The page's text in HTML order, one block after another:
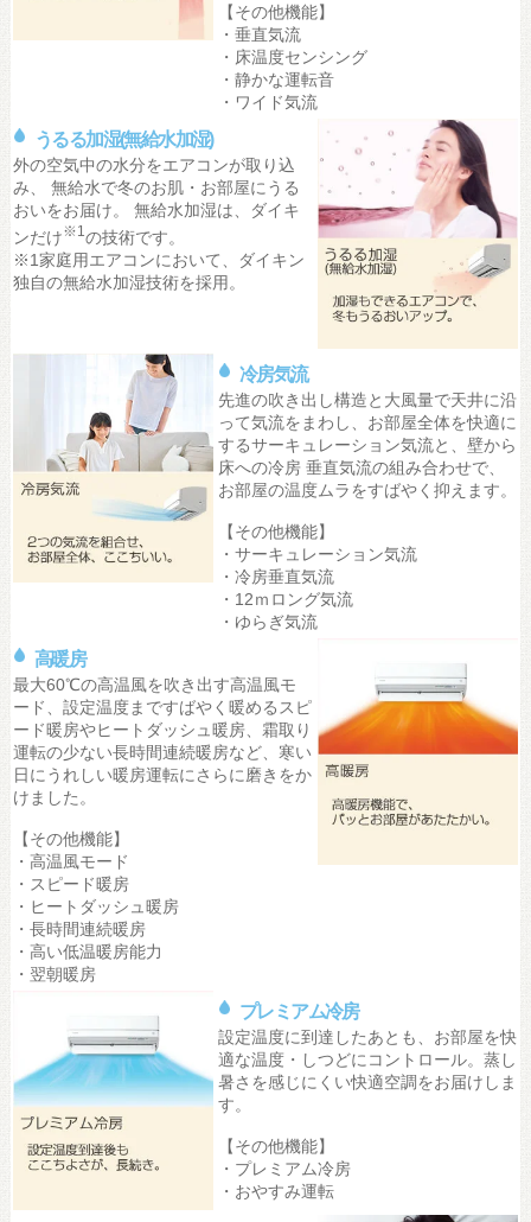
【その他機能】
・垂直気流
・床温度センシング
・静かな運転音
・ワイド気流
うるる加湿(無給水加湿)
外の空気中の水分をエアコンが取り込
み、 無給水で冬のお肌・お部屋にうる
おいをお届け。 無給水加湿は、ダイキ
ンだけ※1の技術です。
※1家庭用エアコンにおいて、ダイキン
独自の無給水加湿技術を採用。
冷房気流
先進の吹き出し構造と大風量で天井に沿
って気流をまわし、お部屋全体を快適に
するサーキュレーション気流と、壁から
床への冷房 垂直気流の組み合わせで、
お部屋の温度ムラをすばやく抑えます。
【その他機能】
・サーキュレーション気流
・冷房垂直気流
・12ｍロング気流
・ゆらぎ気流
高暖房
最大60℃の高温風を吹き出す高温風モ
ード、設定温度まですばやく暖めるスピ
ード暖房やヒートダッシュ暖房、霜取り
運転の少ない長時間連続暖房など、寒い
日にうれしい暖房運転にさらに磨きをか
けました。
【その他機能】
・高温風モード
・スピード暖房
・ヒートダッシュ暖房
・長時間連続暖房
・高い低温暖房能力
・翌朝暖房
プレミアム冷房
設定温度に到達したあとも、お部屋を快
適な温度・しつどにコントロール。蒸し
暑さを感じにくい快適空調をお届けしま
す。
【その他機能】
・プレミアム冷房
・おやすみ運転